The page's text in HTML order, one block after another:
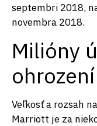
septembri 2018,
novembra 2018.
Milióny
ohrození
Veľkosť a rozsah
Marriott je za